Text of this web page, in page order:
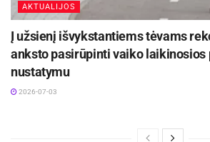
AKTUALIJOS
Į užsienį išvykstantiems tėvams
anksto pasirūpinti vaiko laikinosios
nustatymu
2026-07-03